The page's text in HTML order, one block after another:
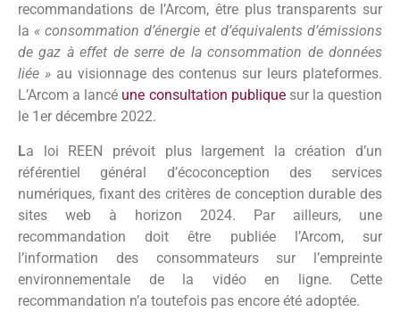
recommandations de l’Arcom, être plus transparents sur
la « consommation d’énergie et d’équivalents d’émissions
de gaz à effet de serre de la consommation de données
liée »au visionnage des contenus sur leurs plateformes.
L’Arcom a lancé une consultation publiquesur la question
le 1er décembre 2022.
La loi REEN prévoit plus largement la création d’un
référentiel général d’écoconception des services
numériques, fixant des critères de conception durable des
sites web à horizon 2024. Par ailleurs, une
recommandation doit être publiée l’Arcom, sur
l’information des consommateurs sur l’empreinte
environnementale de la vidéo en ligne. Cette
recommandation n’a toutefois pas encore été adoptée.